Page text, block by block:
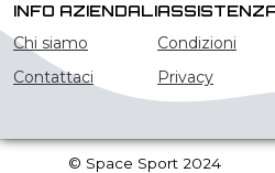
INFO AZIENDALI
Chi siamo
Contattaci
Condizioni
Privacy
© Space Sport 2024